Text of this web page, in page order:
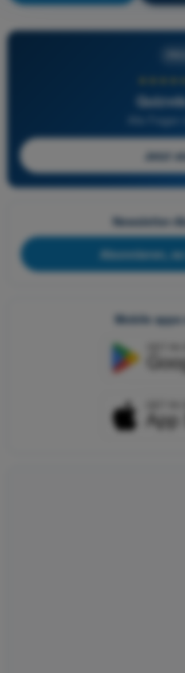
Alle Fragen
Jetzt
Newsletter-
Abonnieren,
Mobile apps